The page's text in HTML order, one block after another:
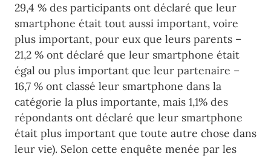
29,4 % des participants ont déclaré que leur
smartphone était tout aussi important, voire
plus important, pour eux que leurs parents –
21,2 % ont déclaré que leur smartphone était
égal ou plus important que leur partenaire –
16,7 % ont classé leur smartphone dans la
catégorie la plus importante, mais 1,1% des
répondants ont déclaré que leur smartphone
était plus important que toute autre chose dans
leur vie). Selon cette enquête menée par les